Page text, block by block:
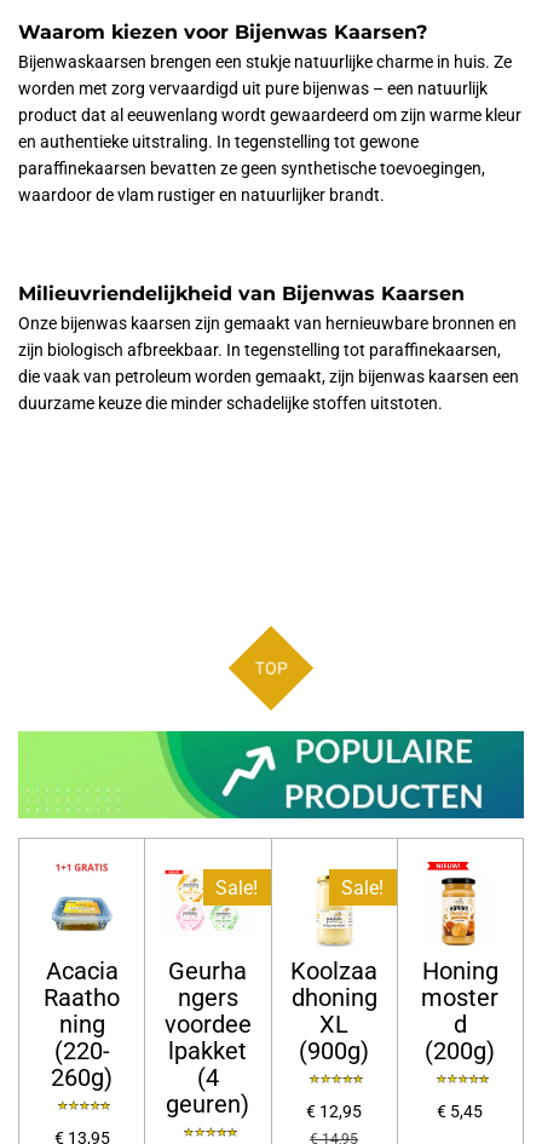
Waarom kiezen voor Bijenwas Kaarsen?
Bijenwaskaarsen brengen een stukje natuurlijke charme in huis. Ze
worden met zorg vervaardigd uit pure bijenwas – een natuurlijk
product dat al eeuwenlang wordt gewaardeerd om zijn warme kleur
en authentieke uitstraling. In tegenstelling tot gewone
paraffinekaarsen bevatten ze geen synthetische toevoegingen,
waardoor de vlam rustiger en natuurlijker brandt.
Milieuvriendelijkheid van Bijenwas Kaarsen
Onze bijenwas kaarsen zijn gemaakt van hernieuwbare bronnen en
zijn biologisch afbreekbaar. In tegenstelling tot paraffinekaarsen,
die vaak van petroleum worden gemaakt, zijn bijenwas kaarsen een
duurzame keuze die minder schadelijke stoffen uitstoten.
TOP
Acacia
Raatho
ning
(220-
260g)
€ 13,95
Sale!
Geurha
ngers
voordee
lpakket
(4
geuren)
Sale!
Koolzaa
dhoning
XL
(900g)
€ 12,95
€ 14,95
Honing
moster
d
(200g)
€ 5,45